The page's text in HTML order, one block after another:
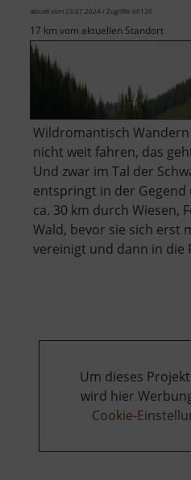
aktuell vom 23.07.2024 / Zugriffe: 66120
17 km vom aktuellen Standort
Wildromantisch
nicht weit fahren, das
Und zwar im Tal der
entspringt in der
ca. 30 km durch Wiesen,
Wald, bevor sie sich erst
vereinigt und dann in die
Um dieses
wird hier
Cookie-